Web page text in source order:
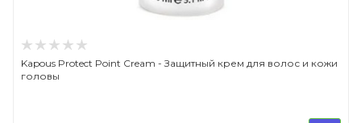
Kapous Protect Point Cream - Защитный крем для волос и кожи
головы